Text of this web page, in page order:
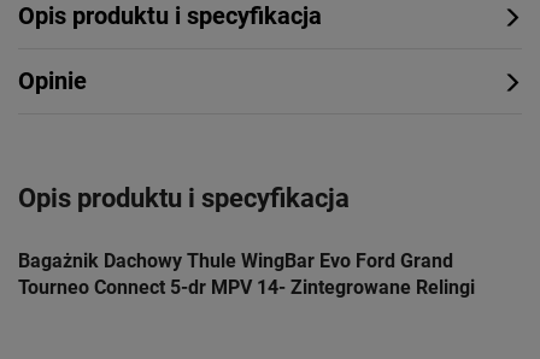
Opis produktu i specyfikacja
Opinie
Opis produktu i specyfikacja
Bagażnik Dachowy Thule WingBar Evo Ford Grand
Tourneo Connect 5-dr MPV 14- Zintegrowane Relingi